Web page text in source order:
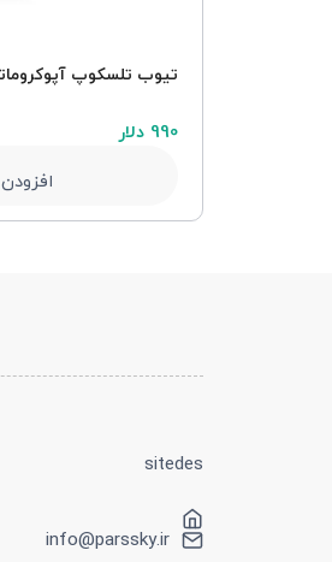
تیوب تلسکوپ آپوکروماتیک ZWO FF65-APO
990 دلار
افزودن
sitedes
info@parssky.ir